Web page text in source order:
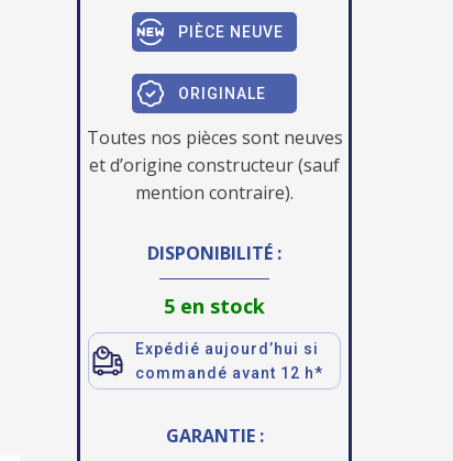
PIÈCE NEUVE
ORIGINALE
Toutes nos pièces sont neuves
et d’origine constructeur (sauf
mention contraire).
DISPONIBILITÉ :
5 en stock
Expédié aujourd’hui si
commandé avant 12 h*
GARANTIE :